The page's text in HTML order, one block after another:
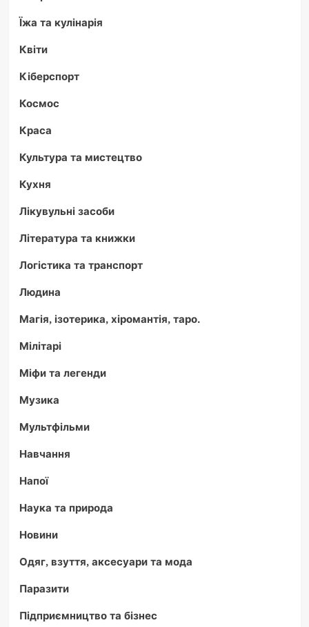
Їжа та кулінарія
Квіти
Кіберспорт
Космос
Краса
Культура та мистецтво
Кухня
Лікувульні засоби
Література та книжки
Логістика та транспорт
Людина
Магія, ізотерика, хіромантія, таро.
Мілітарі
Міфи та легенди
Музика
Мультфільми
Навчання
Напої
Наука та природа
Новини
Одяг, взуття, аксесуари та мода
Паразити
Підприємництво та бізнес